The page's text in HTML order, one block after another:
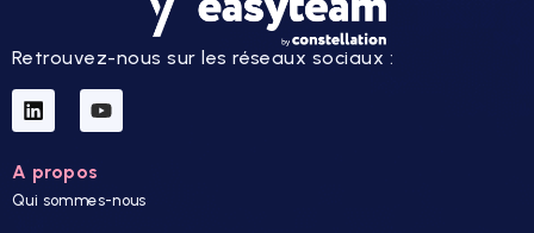
Retrouvez-nous sur les réseaux sociaux :
A propos
Qui sommes-nous